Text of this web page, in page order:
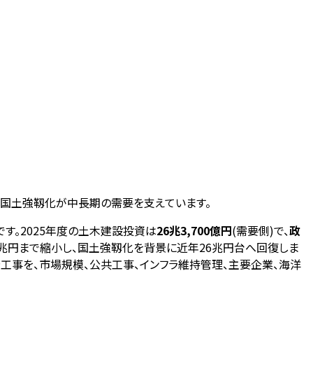
土強靱化が中長期の需要を支えています。
。2025年度の土木建設投資は26兆3,700億円(需要側)で、政
まで縮小し、国土強靱化を背景に近年26兆円台へ回復しま
事を、市場規模、公共工事、インフラ維持管理、主要企業、海洋